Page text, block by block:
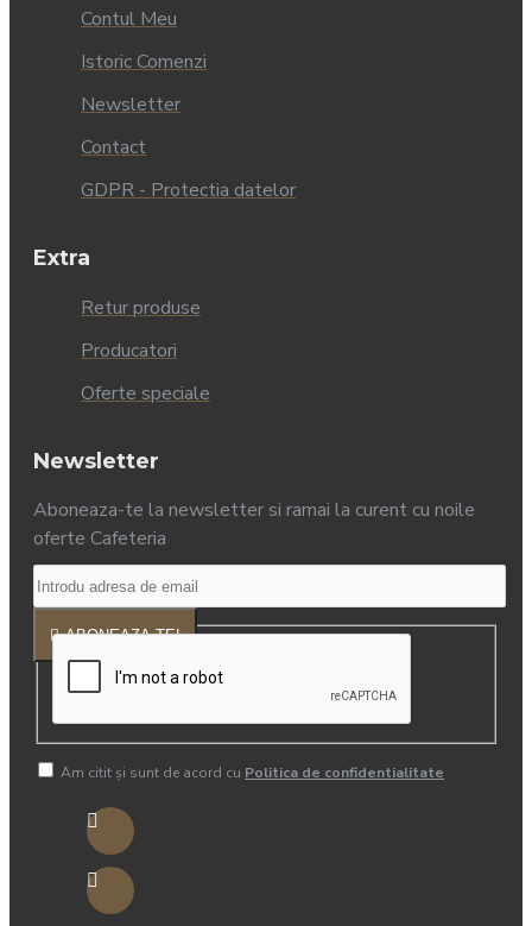
Contul Meu
Istoric Comenzi
Newsletter
Contact
GDPR - Protectia datelor
Extra
Retur produse
Producatori
Oferte speciale
Newsletter
Aboneaza-te la newsletter si ramai la curent cu noile
oferte Cafeteria
ABONEAZA-TE!
Am citit şi sunt de acord cu Politica de confidentialitate